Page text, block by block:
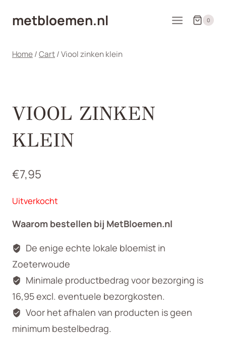
naarmetbloemen.nl 0
Home/Cart/Viool zinken klein
VIOOL ZINKEN
KLEIN
€7,95
Uitverkocht
Waarom bestellen bij MetBloemen.nl
De enige echte lokale bloemist in
Zoeterwoude
Minimale productbedrag voor bezorging is
16,95 excl. eventuele bezorgkosten.
Voor het afhalen van producten is geen
minimum bestelbedrag.